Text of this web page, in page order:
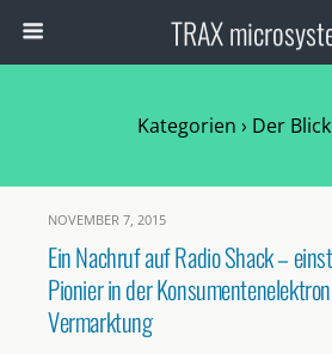
TRAX
Kategorien › Der
NOVEMBER 7, 2015
Ein Nachruf auf Radio Shack –
Pionier in der
Vermarktung